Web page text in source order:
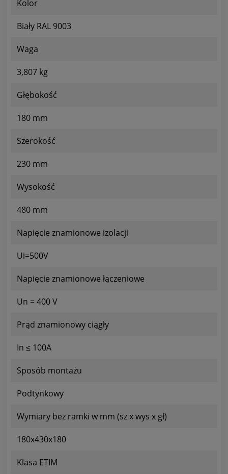
Kolor
Biały RAL 9003
Waga
3,807 kg
Głębokość
180 mm
Szerokość
230 mm
Wysokość
480 mm
Napięcie znamionowe izolacji
Ui=500V
Napięcie znamionowe łączeniowe
Un = 400 V
Prąd znamionowy ciągły
In ≤ 100A
Sposób montażu
Podtynkowy
Wymiary bez ramki w mm (sz x wys x gł)
180x430x180
Klasa ETIM